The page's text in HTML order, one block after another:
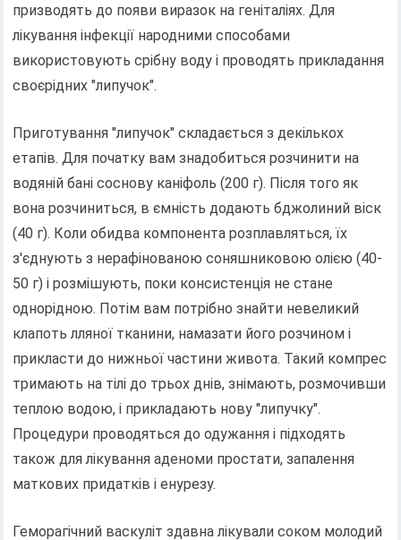
призводять до появи виразок на геніталіях. Для
лікування інфекції народними способами
використовують срібну воду і проводять прикладання
своєрідних "липучок".
Приготування "липучок" складається з декількох
етапів. Для початку вам знадобиться розчинити на
водяній бані соснову каніфоль (200 г). Після того як
вона розчиниться, в ємність додають бджолиний віск
(40 г). Коли обидва компонента розплавляться, їх
з'єднують з нерафінованою соняшниковою олією (40-
50 г) і розмішують, поки консистенція не стане
однорідною. Потім вам потрібно знайти невеликий
клапоть лляної тканини, намазати його розчином і
прикласти до нижньої частини живота. Такий компрес
тримають на тілі до трьох днів, знімають, розмочивши
теплою водою, і прикладають нову "липучку".
Процедури проводяться до одужання і підходять
також для лікування аденоми простати, запалення
маткових придатків і енурезу.
Геморагічний васкуліт здавна лікували соком молодий